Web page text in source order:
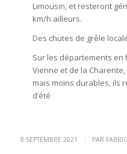
Limousin, et resteront
km/h ailleurs.
Des chutes de grêle
Sur les départements en
Vienne et de la
mais moins durables, ils
d’été
8 SEPTEMBRE 2021 / PAR